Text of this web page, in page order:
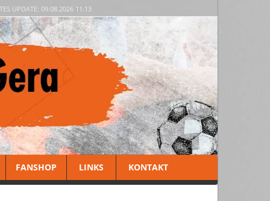
UPDATE: 09.08.2026 11:13
FANSHOP LINKS KONTAKT